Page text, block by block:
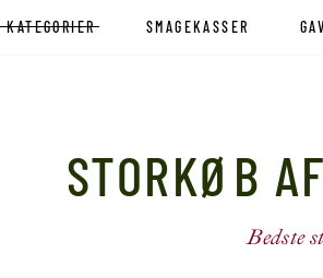
vin / Bobler
SMAGEKASSER
STORKØB
Bedste